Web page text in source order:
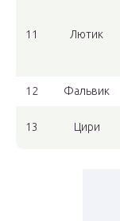
11 Лютик
12 Фальвик
13 Цири